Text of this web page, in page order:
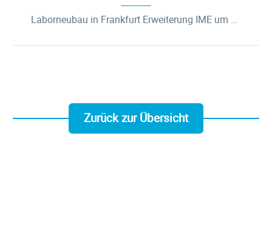
Laborneubau in Frankfurt Erweiterung IME um das Institut für Translationale Medizin und Pharmakologie ITMP
Zurück zur Übersicht